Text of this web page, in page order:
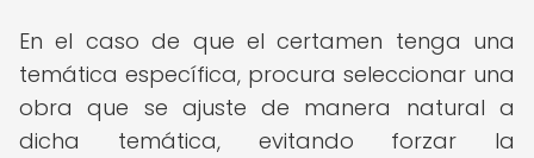
En el caso de que el certamen tenga una
temática específica, procura seleccionar una
obra que se ajuste de manera natural a
dicha temática, evitando forzar la